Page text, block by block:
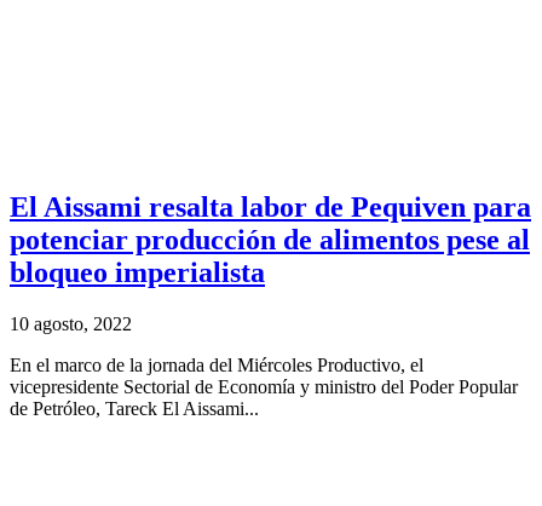
El Aissami resalta labor de Pequiven para
potenciar producción de alimentos pese al
bloqueo imperialista
10 agosto, 2022
En el marco de la jornada del Miércoles Productivo, el
vicepresidente Sectorial de Economía y ministro del Poder Popular
de Petróleo, Tareck El Aissami...